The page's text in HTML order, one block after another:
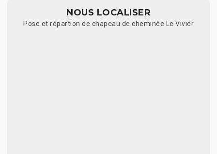
NOUS LOCALISER
Pose et répartion de chapeau de cheminée Le Vivier